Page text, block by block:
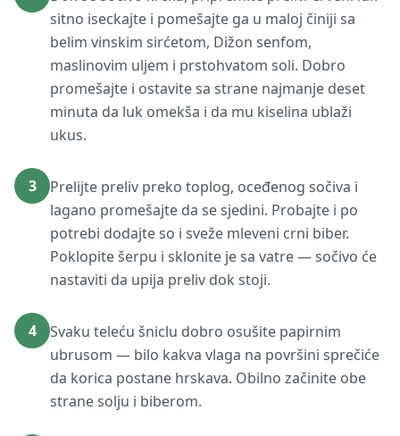
sitno iseckajte i pomešajte ga u maloj činiji sa
belim vinskim sirćetom, Dižon senfom,
maslinovim uljem i prstohvatom soli. Dobro
promešajte i ostavite sa strane najmanje deset
minuta da luk omekša i da mu kiselina ublaži
ukus.
3
Prelijte preliv preko toplog, oceđenog sočiva i
lagano promešajte da se sjedini. Probajte i po
potrebi dodajte so i sveže mleveni crni biber.
Poklopite šerpu i sklonite je sa vatre — sočivo će
nastaviti da upija preliv dok stoji.
4
Svaku teleću šniclu dobro osušite papirnim
ubrusom — bilo kakva vlaga na površini sprečiće
da korica postane hrskava. Obilno začinite obe
strane solju i biberom.